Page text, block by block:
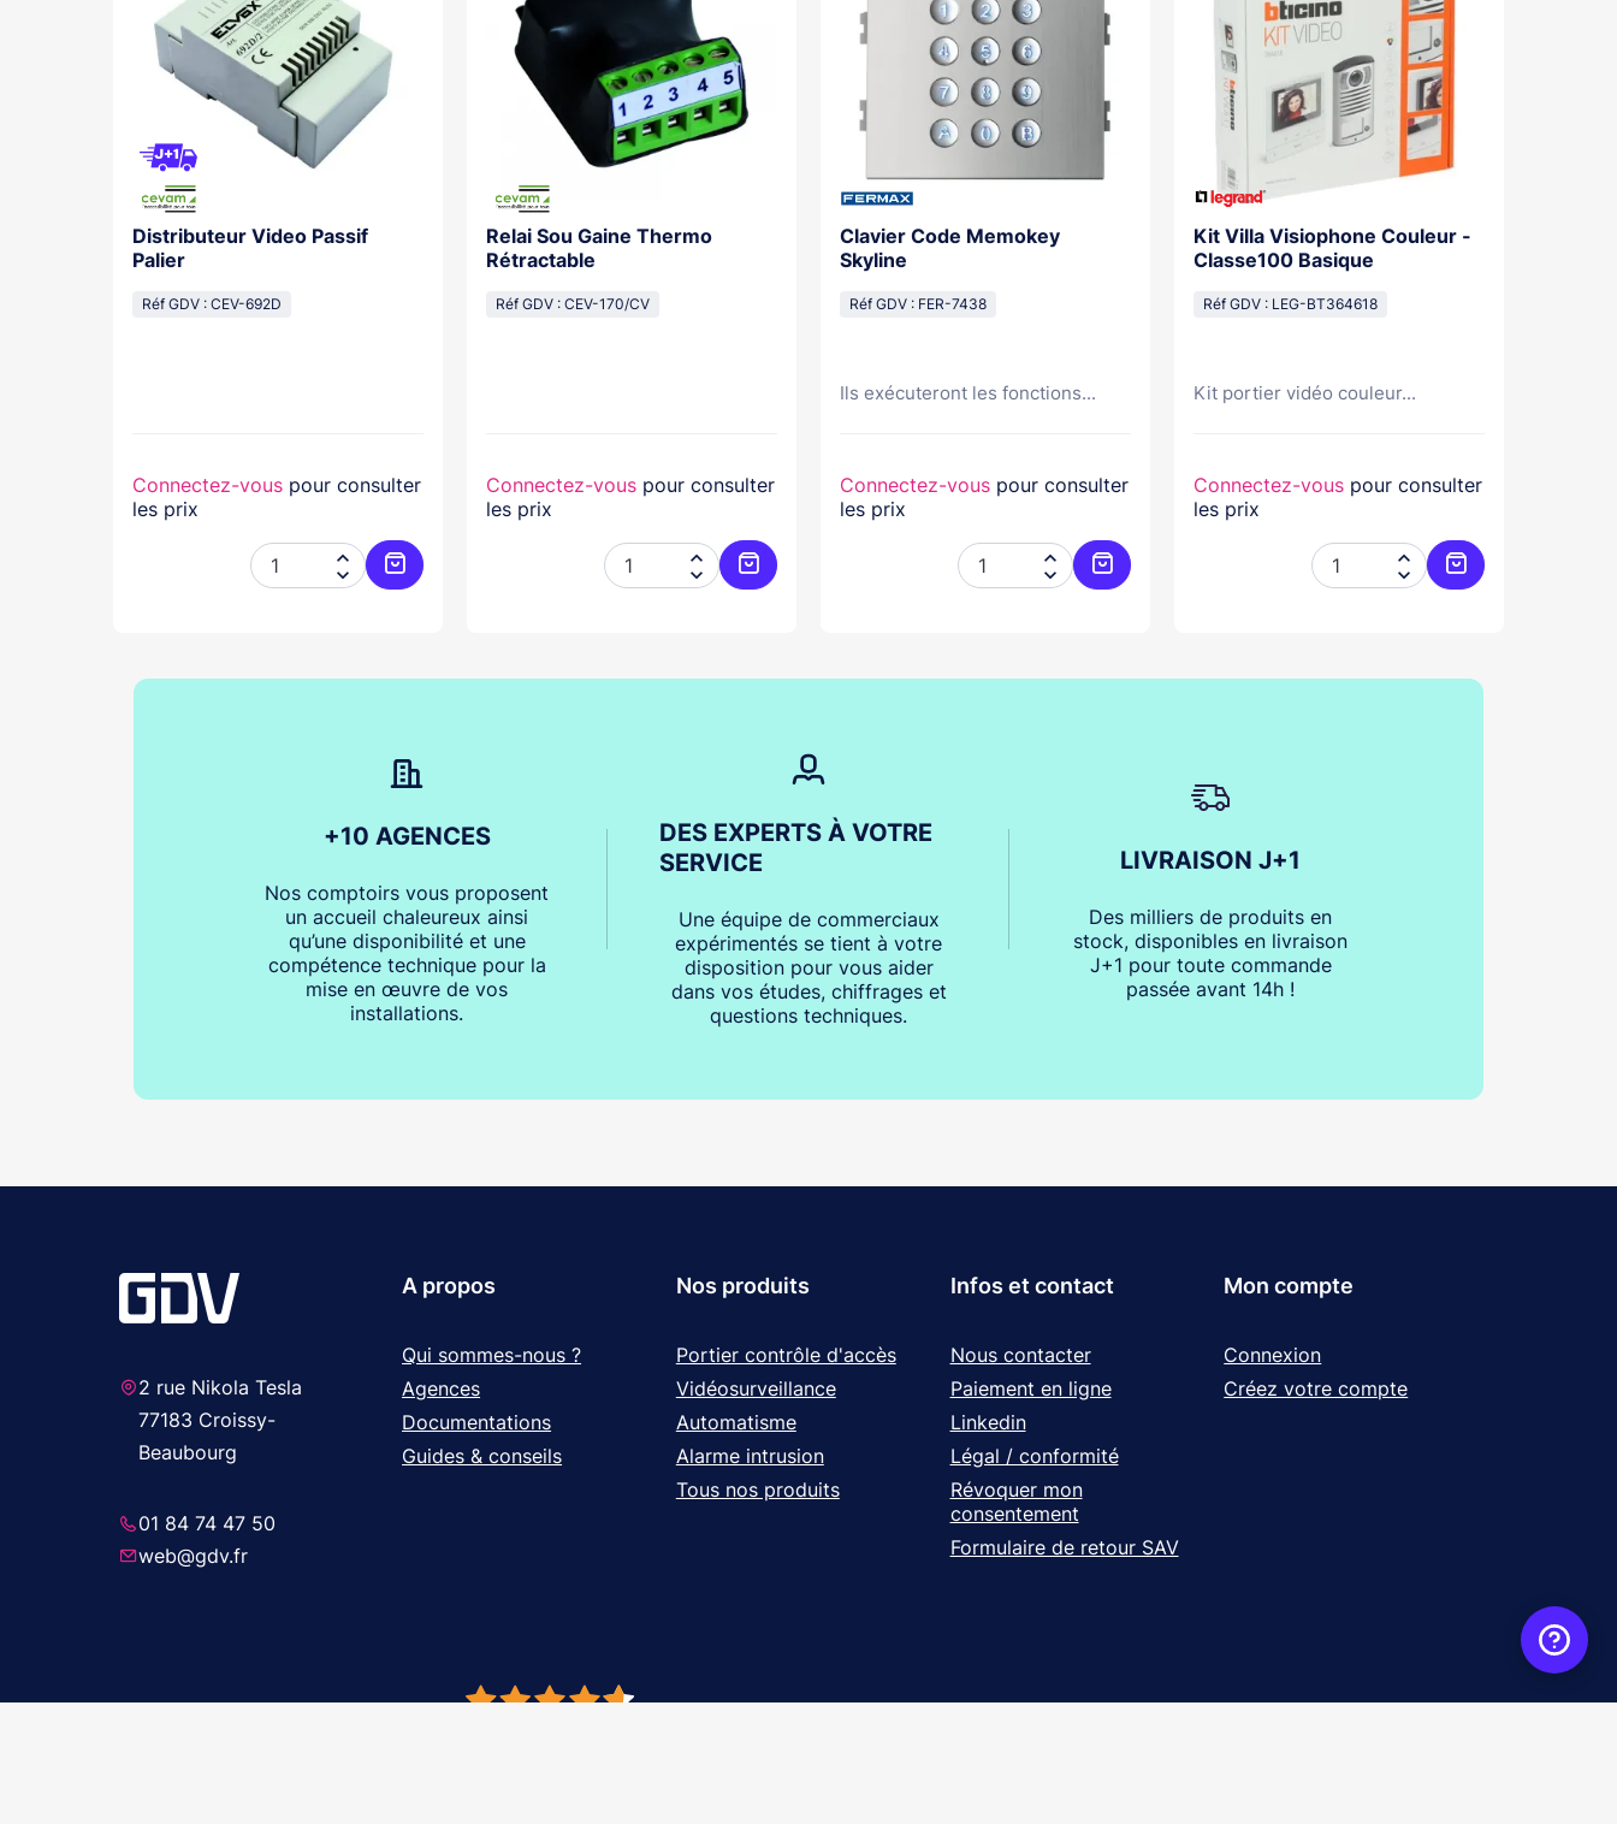
Distributeur Video Passif
Palier
Réf GDV : CEV-692D
Connectez-vous pour consulter
les prix


Ajouter au panier
Relai Sou Gaine Thermo
Rétractable
Réf GDV : CEV-170/CV
Connectez-vous pour consulter
les prix


Ajouter au panier
Clavier Code Memokey
Skyline
Réf GDV : FER-7438
Ils exécuteront les fonctions...
Connectez-vous pour consulter
les prix


Ajouter au panier
Kit Villa Visiophone Couleur -
Classe100 Basique
Réf GDV : LEG-BT364618
Kit portier vidéo couleur...
Connectez-vous pour consulter
les prix


Ajouter au panier
+10 AGENCES
Nos comptoirs vous proposent
un accueil chaleureux ainsi
qu’une disponibilité et une
compétence technique pour la
mise en œuvre de vos
installations.
DES EXPERTS À VOTRE
SERVICE
Une équipe de commerciaux
expérimentés se tient à votre
disposition pour vous aider
dans vos études, chiffrages et
questions techniques.
LIVRAISON J+1
Des milliers de produits en
stock, disponibles en livraison
J+1 pour toute commande
passée avant 14h !
2 rue Nikola Tesla
77183 Croissy-
Beaubourg
01 84 74 47 50
web@gdv.fr
A propos
Qui sommes-nous ?
Agences
Documentations
Guides & conseils
Nos produits
Portier contrôle d'accès
Vidéosurveillance
Automatisme
Alarme intrusion
Tous nos produits
Infos et contact
Nous contacter
Paiement en ligne
Linkedin
Légal / conformité
Révoquer mon
consentement
Formulaire de retour SAV
Mon compte
Connexion
Créez votre compte